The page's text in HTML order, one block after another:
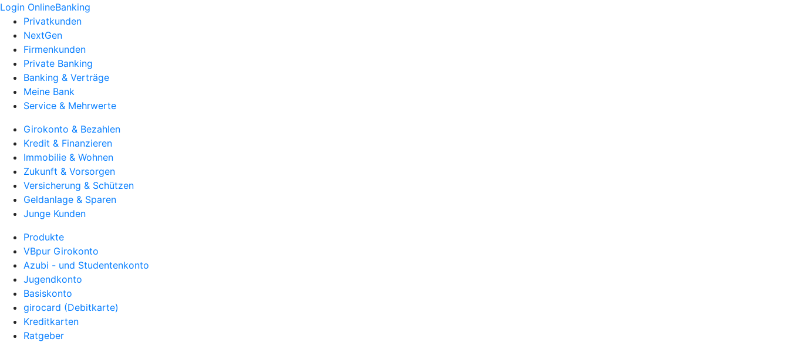
Login OnlineBanking
Privatkunden
NextGen
Firmenkunden
Private Banking
Banking & Verträge
Meine Bank
Service & Mehrwerte
Girokonto & Bezahlen
Kredit & Finanzieren
Immobilie & Wohnen
Zukunft & Vorsorgen
Versicherung & Schützen
Geldanlage & Sparen
Junge Kunden
Produkte
VBpur Girokonto
Azubi - und Studentenkonto
Jugendkonto
Basiskonto
girocard (Debitkarte)
Kreditkarten
Ratgeber